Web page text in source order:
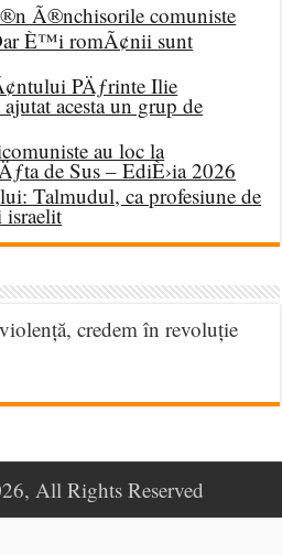
Ã®nchisorile comuniste
È™i romÃ¢nii sunt
PÄƒrinte Ilie
acesta un grup de
au loc la
de Sus – EdiÈ›ia 2026
Talmudul, ca profesiune de
israelit
credem în revoluție
All Rights Reserved